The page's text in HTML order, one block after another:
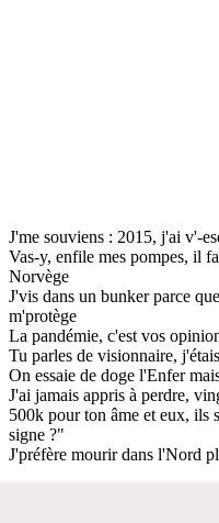
J'me souviens : 2015, j'ai v'-
Vas-y, enfile mes pompes, il
Norvège
J'vis dans un bunker parce
m'protège
La pandémie, c'est vos
Tu parles de visionnaire,
On essaie de doge l'Enfer
J'ai jamais appris à perdre,
500k pour ton âme et eux, ils
signe ?"
J'préfère mourir dans l'Nord